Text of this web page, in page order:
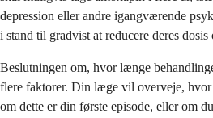
depression eller andre igangværende
i stand til gradvist at reducere deres
Beslutningen om, hvor længe
flere faktorer. Din læge vil overveje,
om dette er din første episode, eller om